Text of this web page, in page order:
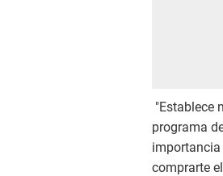
"Establece
programa
importancia
comprarte